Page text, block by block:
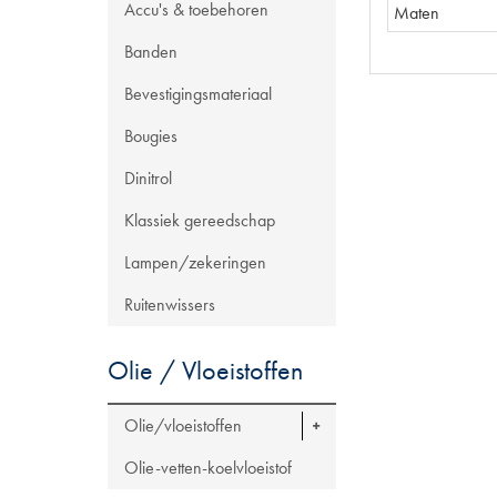
Accu's & toebehoren
Banden
Bevestigingsmateriaal
Bougies
Dinitrol
Klassiek gereedschap
Lampen/zekeringen
Ruitenwissers
Olie / Vloeistoffen
Olie/vloeistoffen
Olie-vetten-koelvloeistof
Maten